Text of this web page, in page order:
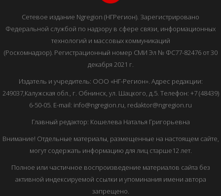
Сетевое издание Ngregion (НГРегион). Зарегистрировано
Федеральной службой по надзору в сфере связи, информационных
технологий и массовых коммуникаций
(Роскомнадзор). Регистрационный номер СМИ Эл № ФС77-82476 от 30
декабря 2021 г.
Издатель и учредитель: ООО «НГ-Регион». Адрес редакции:
249037,Калужская обл., г. Обнинск, ул. Шацкого, д.5. Телефон: +7 (48439)
6-50-05. E-mail: info@ngregion.ru, redaktor@ngregion.ru
Главный редактор: Кошелева Наталья Григорьевна
Внимание! Отдельные материалы, размещенные на настоящем сайте,
могут содержать информацию для лиц старше12 лет.
Полное или частичное воспроизведение материалов сайта без
активной индексируемой ссылки и упоминания имени автора
запрещено.